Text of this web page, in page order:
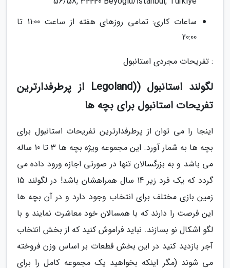
ساعات کاری: تمامی روزهای هفته از ساعت 11:00 تا
20:00
: تفریحات مجردی استانبول
لگولند استانبول ((Legoland از پرطرفدارترین
تفریحات استانبول برای بچه ها
اینجا را می توان از پرطرفدارترین تفریحات استانبول برای
بچه ها به شمار آورد. این مجموعه ویژه بچه ها 3 تا 10 ساله
می باشد و به بزرگسالان تنها در صورتی اجازه ورود داده می
گردد که یک فرد زیر 14 سال همراهشان باشد! در لگولند 15
زمین بازی مختلف برای انتخاب وجود دارد و در آن بچه ها
این فرصت را دارند که با همسالان خود معاشرت نمایند و با
لگو اشکال نو بسازند. نباید فراموش کنید که از بخش انتخاب
آجر بازدید کنید در این بخش قطعات بر اساس وزن فروخته
می شوند (مگر اینکه بخواهید یک مجموعه کامل را برای